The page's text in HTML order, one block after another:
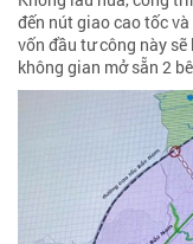
đến nút giao cao tốc
vốn đầu tư công này
không gian mở sẵn 2